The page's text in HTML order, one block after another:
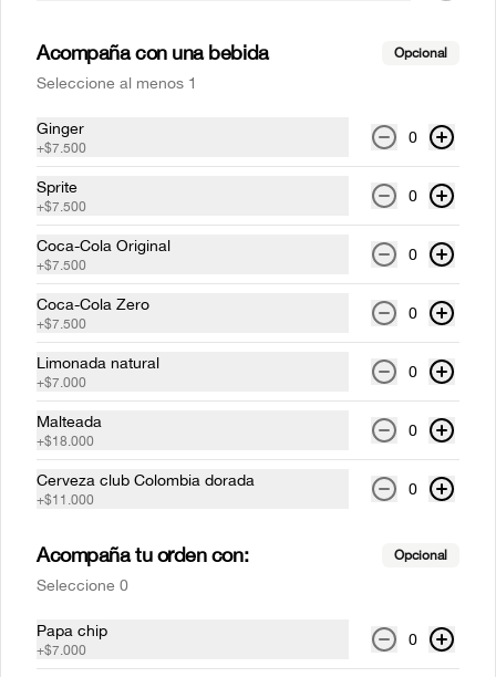
$46.000
Costillas mundiales Full rack
St. Louis), acompañado de papas
Costillas mundiales Medio
Costilla de cerdo BBQ  a la parrilla (Corte
Dos medallones de lomo de res a la
Acompaña con una bebida Opcional
Seleccione al menos 1
Ginger
+$7.500
0
Sprite
+$7.500
0
Coca-Cola Original
+$7.500
0
Coca-Cola Zero
+$7.500
0
Limonada natural
+$7.000
0
Malteada
+$18.000
0
Cerveza club Colombia dorada
+$11.000
0
Acompaña tu orden con: Opcional
Seleccione 0
Papa chip
+$7.000
0